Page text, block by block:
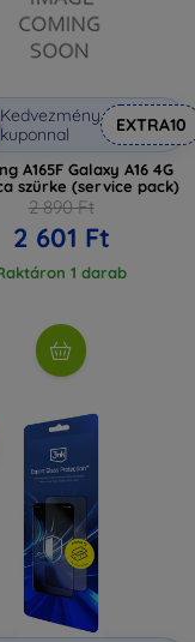
Kedvezmény
kuponnal
EXTRA10
A165F Galaxy A16 4G
szürke (service pack)
2 890 Ft
2 601 Ft
1 darab